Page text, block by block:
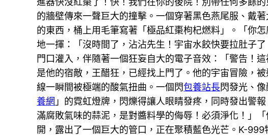
的牆壁傳來一聲巨大的撞擊。一個穿著黑色燕尾服、戴
的東西，桶上用毛筆寫著「極品紅棗枸杞燃料」。「你
地一揮：「沒時間了，沾沾先生！宇宙水餃快要拉肚子
門口灌入，伴隨著一個狂妄自大的電子音效：「警告！
是他的宿敵，王醋狂，已經找上門了。他的宇宙冒險，
線一瞬間被極端的酸氣扭曲。一個閃包養站長閃發光、
養網 」的霓虹燈牌，閃爍得讓人眼睛發疼，同時發出警
滿腐敗氣味的蒜泥，是對醬料學的侮辱！必須淨化！」
開，露出了一個巨大的管口，正在聚積藍色光芒。K-